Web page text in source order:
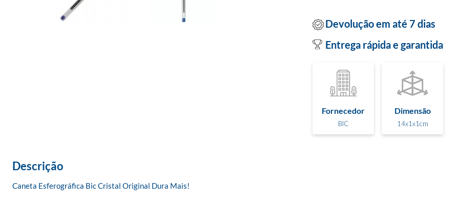
Devolução em até 7 dias
Entrega rápida e garantida
Fornecedor
BIC
Dimensão
14x1x1cm
Descrição
Caneta Esferográfica Bic Cristal Original Dura Mais!